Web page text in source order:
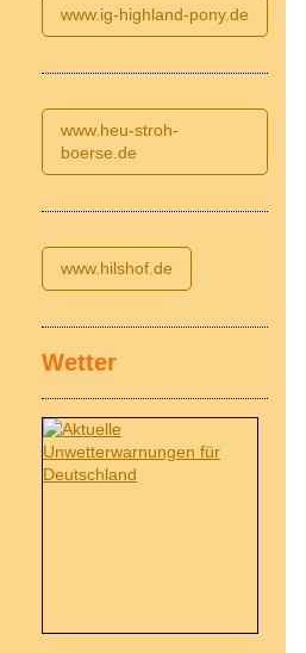
www.ig-highland-pony.de
www.heu-stroh-
boerse.de
www.hilshof.de
Wetter